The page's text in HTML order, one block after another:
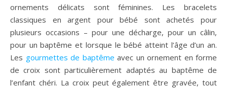
ornements délicats sont féminines. Les bracelets
classiques en argent pour bébé sont achetés pour
plusieurs occasions – pour une décharge, pour un câlin,
pour un baptême et lorsque le bébé atteint l’âge d’un an.
Les gourmettes de baptême avec un ornement en forme
de croix sont particulièrement adaptés au baptême de
l’enfant chéri. La croix peut également être gravée, tout